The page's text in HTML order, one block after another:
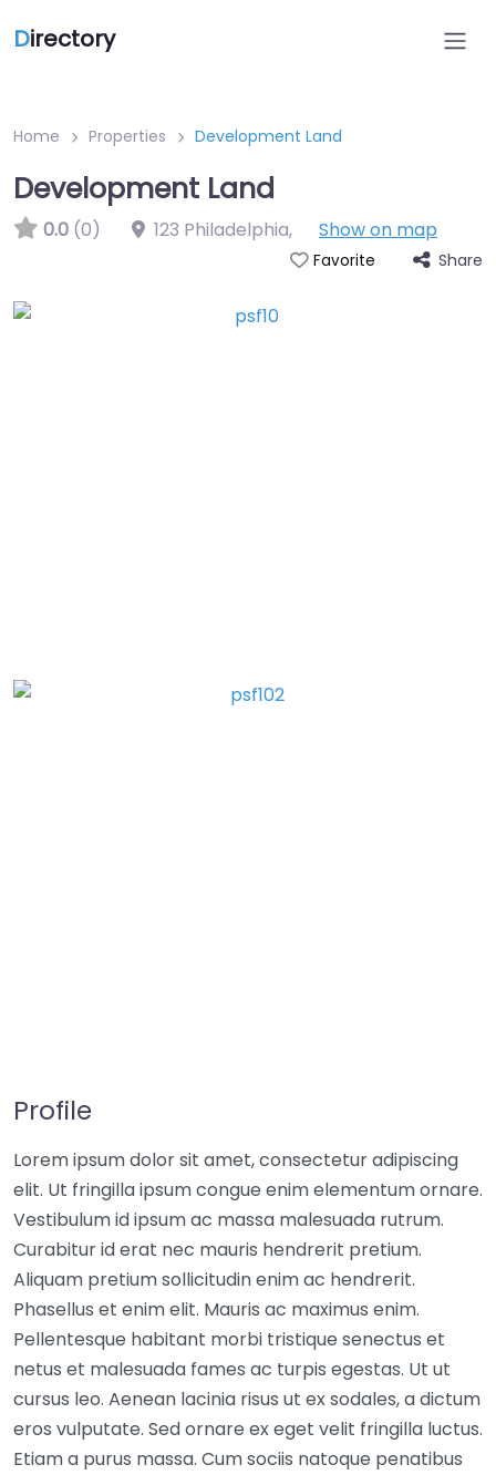
Directory
Home Properties Development Land
Development Land
0.0 (0) 123 Philadelphia, Show on map
Favorite Share
Profile
Lorem ipsum dolor sit amet, consectetur adipiscing
elit. Ut fringilla ipsum congue enim elementum ornare.
Vestibulum id ipsum ac massa malesuada rutrum.
Curabitur id erat nec mauris hendrerit pretium.
Aliquam pretium sollicitudin enim ac hendrerit.
Phasellus et enim elit. Mauris ac maximus enim.
Pellentesque habitant morbi tristique senectus et
netus et malesuada fames ac turpis egestas. Ut ut
cursus leo. Aenean lacinia risus ut ex sodales, a dictum
eros vulputate. Sed ornare ex eget velit fringilla luctus.
Etiam a purus massa. Cum sociis natoque penatibus